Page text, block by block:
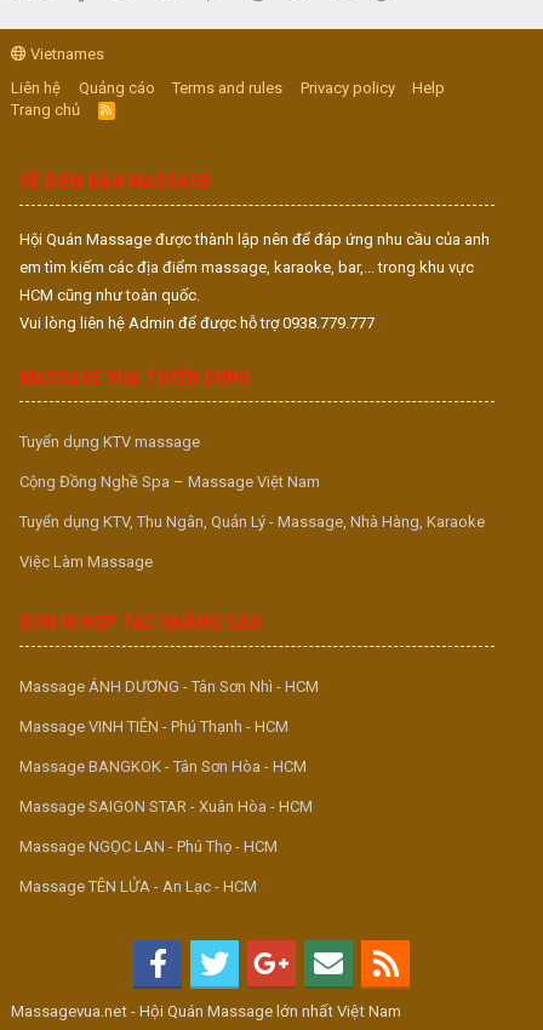
Vietnames
Liên hệ
Quảng cáo Terms and rules Privacy policy
Help
Trang chủ
R
S
VỀ DIỄN ĐÀN MASSAGE
Hội Quán Massage được thành lập nên để đáp ứng nhu cầu của anh
em tìm kiếm các địa điểm massage, karaoke, bar,... trong khu vực
HCM cũng như toàn quốc.
Vui lòng liên hệ Admin để được hỗ trợ 0938.779.777
MASSAGE VUA TUYỂN DỤNG
Tuyển dụng KTV massage
Cộng Đồng Nghề Spa – Massage Việt Nam
Tuyển dụng KTV, Thu Ngân, Quản Lý - Massage, Nhà Hàng, Karaoke
Việc Làm Massage
ĐƠN VỊ HỢP TÁC QUẢNG CÁO
Massage ÁNH DƯƠNG - Tân Sơn Nhì - HCM
Massage VINH TIÊN - Phú Thạnh - HCM
Massage BANGKOK - Tân Sơn Hòa - HCM
Massage SAIGON STAR - Xuân Hòa - HCM
Massage NGỌC LAN - Phú Thọ - HCM
Massage TÊN LỬA - An Lạc - HCM
Massagevua.net - Hội Quán Massage lớn nhất Việt Nam